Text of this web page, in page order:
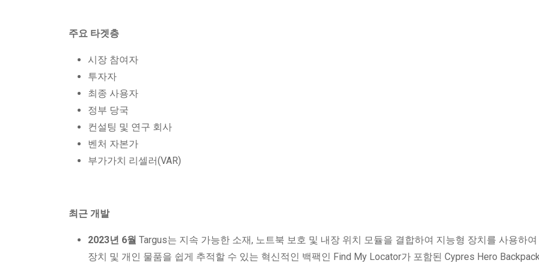
주요 타겟층
시장 참여자
투자자
최종 사용자
정부 당국
컨설팅 및 연구 회사
벤처 자본가
부가가치 리셀러(VAR)
최근 개발
2023년 6월 Targus는 지속 가능한 소재, 노트북 보호 및 내장 위치 모듈을 결합하여 지능형 장치를 사용하여
장치 및 개인 물품을 쉽게 추적할 수 있는 혁신적인 백팩인 Find My Locator가 포함된 Cypres Hero